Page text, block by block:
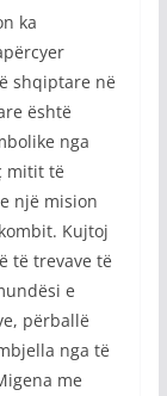
ka
shqiptare në
është
nga
mitit të
një mision
Kujtoj
të trevave të
e
përballë
nga të
me